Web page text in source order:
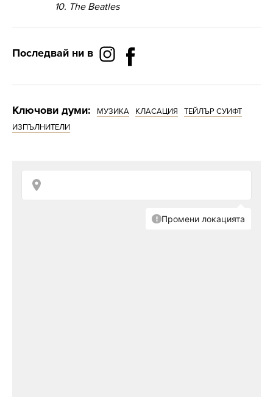
10. The Beatles
Последвай ни в
Ключови думи: МУЗИКА КЛАСАЦИЯ
ТЕЙЛЪР СУИФТ
ИЗПЪЛНИТЕЛИ